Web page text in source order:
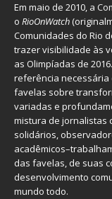
Em maio de 2010, a
o RioOnWatch
Comunidades do Rio
trazer visibilidade às
as Olimpíadas de
referência necessária
favelas sobre
variadas e
mistura de jornalistas
solidários,
das favelas, de suas
desenvolvimento
mundo todo.